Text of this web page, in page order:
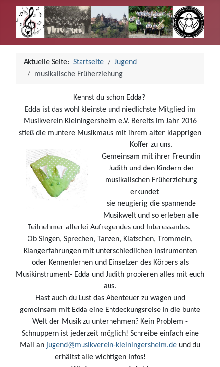
Aktuelle Seite: Startseite
Jugend
musikalische Früherziehung
Kennst du schon Edda?
Edda ist das wohl kleinste und niedlichste Mitglied im
Musikverein Kleiningersheim e.V. Bereits im Jahr 2016
stieß die muntere Musikmaus mit ihrem alten klapprigen
Koffer zu uns.
Gemeinsam mit ihrer Freundin
Judith und den Kindern der
musikalischen Früherziehung
erkundet
sie neugierig die spannende
Musikwelt und so erleben alle
Teilnehmer allerlei Aufregendes und Interessantes.
Ob Singen, Sprechen, Tanzen, Klatschen, Trommeln,
Klangerfahrungen mit unterschiedlichen Instrumenten
oder Kennenlernen und Einsetzen des Körpers als
Musikinstrument- Edda und Judith probieren alles mit euch
aus.
Hast auch du Lust das Abenteuer zu wagen und
gemeinsam mit Edda eine Entdeckungsreise in die bunte
Welt der Musik zu unternehmen? Kein Problem -
Schnuppern ist jederzeit möglich! Schreibe einfach eine
Mail an jugend@musikverein-kleiningersheim.de und du
erhältst alle wichtigen Infos!